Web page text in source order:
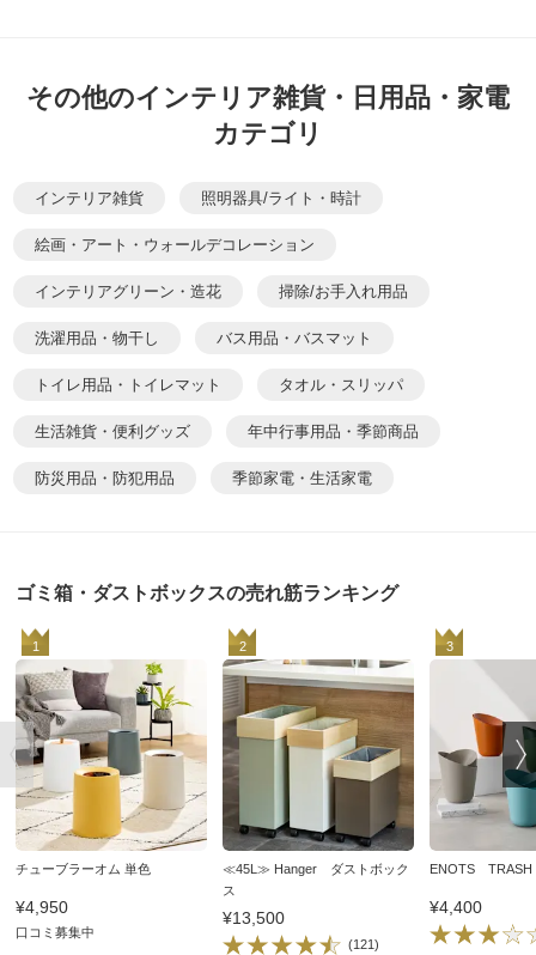
その他のインテリア雑貨・日用品・家電
カテゴリ
インテリア雑貨 照明器具/ライト・時計
絵画・アート・ウォールデコレーション
インテリアグリーン・造花 掃除/お手入れ用品
洗濯用品・物干し バス用品・バスマット
トイレ用品・トイレマット タオル・スリッパ
生活雑貨・便利グッズ 年中行事用品・季節商品
防災用品・防犯用品 季節家電・生活家電
ゴミ箱・ダストボックスの売れ筋ランキング
1
チューブラーオム 単色
¥4,950
口コミ募集中
2
≪45L≫ Hanger ダストボック
ス
¥13,500
(121)
3
ENOTS
¥4,400